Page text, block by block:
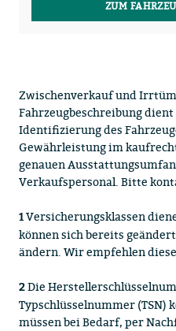
ZUM
Zwischenverkauf und
Fahrzeugbeschreibung
Identifizierung des
Gewährleistung im
genauen
Verkaufspersonal. Bitte
1Versicherungsklassen
können sich bereits
ändern. Wir empfehlen
2Die
Typschlüsselnummer (TSN)
müssen bei Bedarf, per